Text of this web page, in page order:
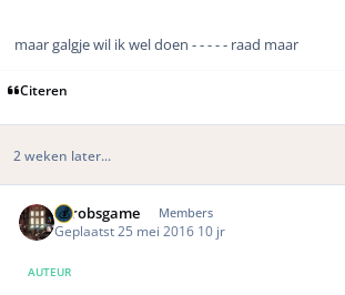
maar galgje wil ik wel doen - - - - - raad maar
Citeren
2 weken later...
eurobsgame Members
Geplaatst25 mei 2016 10 jr
AUTEUR